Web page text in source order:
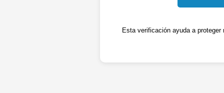
Esta verificación ayuda a